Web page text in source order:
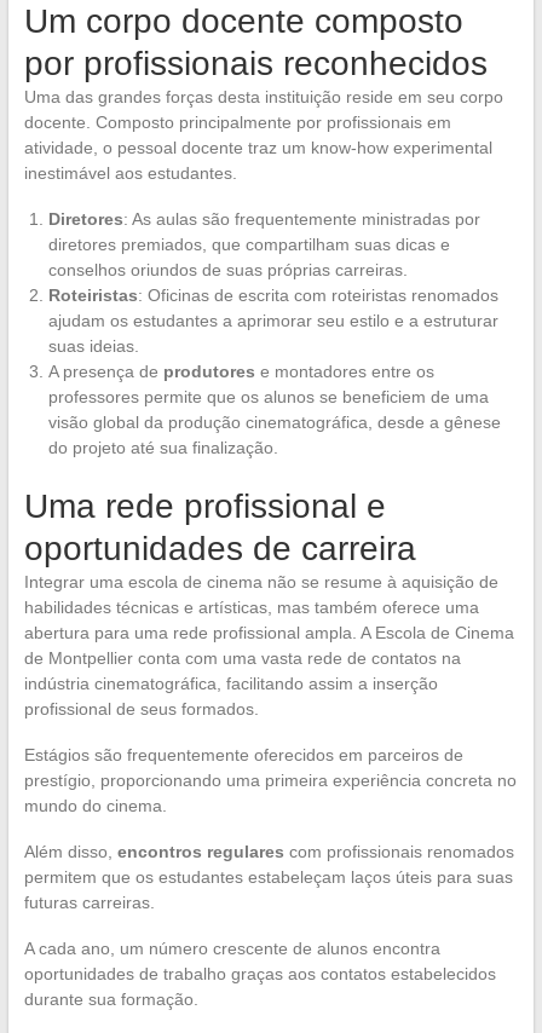
Um corpo docente composto
por profissionais reconhecidos
Uma das grandes forças desta instituição reside em seu corpo
docente. Composto principalmente por profissionais em
atividade, o pessoal docente traz um know-how experimental
inestimável aos estudantes.
Diretores: As aulas são frequentemente ministradas por
diretores premiados, que compartilham suas dicas e
conselhos oriundos de suas próprias carreiras.
Roteiristas: Oficinas de escrita com roteiristas renomados
ajudam os estudantes a aprimorar seu estilo e a estruturar
suas ideias.
A presença de produtores e montadores entre os
professores permite que os alunos se beneficiem de uma
visão global da produção cinematográfica, desde a gênese
do projeto até sua finalização.
Uma rede profissional e
oportunidades de carreira
Integrar uma escola de cinema não se resume à aquisição de
habilidades técnicas e artísticas, mas também oferece uma
abertura para uma rede profissional ampla. A Escola de Cinema
de Montpellier conta com uma vasta rede de contatos na
indústria cinematográfica, facilitando assim a inserção
profissional de seus formados.
Estágios são frequentemente oferecidos em parceiros de
prestígio, proporcionando uma primeira experiência concreta no
mundo do cinema.
Além disso, encontros regulares com profissionais renomados
permitem que os estudantes estabeleçam laços úteis para suas
futuras carreiras.
A cada ano, um número crescente de alunos encontra
oportunidades de trabalho graças aos contatos estabelecidos
durante sua formação.